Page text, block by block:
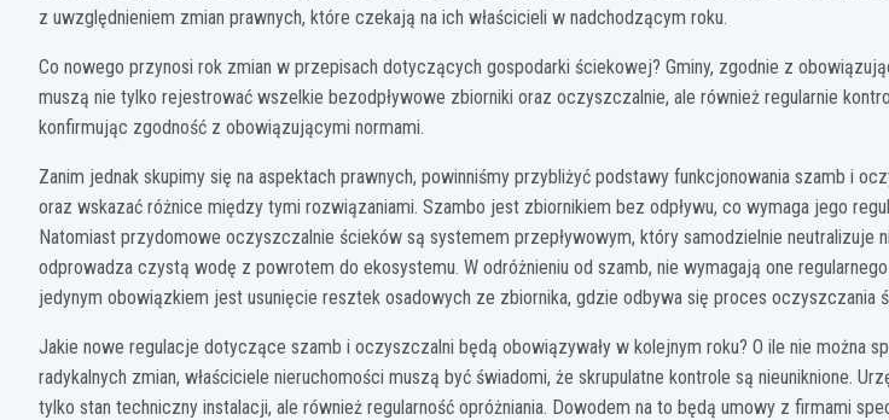
z uwzględnieniem zmian prawnych, które czekają na ich właścicieli w nadchodzącym roku.
Co nowego przynosi rok zmian w przepisach dotyczących gospodarki ściekowej? Gminy, zgodnie z
muszą nie tylko rejestrować wszelkie bezodpływowe zbiorniki oraz oczyszczalnie, ale również regularnie
konfirmując zgodność z obowiązującymi normami.
Zanim jednak skupimy się na aspektach prawnych, powinniśmy przybliżyć podstawy funkcjonowania szamb i
oraz wskazać różnice między tymi rozwiązaniami. Szambo jest zbiornikiem bez odpływu, co wymaga jego
Natomiast przydomowe oczyszczalnie ścieków są systemem przepływowym, który samodzielnie neutralizuje
odprowadza czystą wodę z powrotem do ekosystemu. W odróżnieniu od szamb, nie wymagają one regularnego
jedynym obowiązkiem jest usunięcie resztek osadowych ze zbiornika, gdzie odbywa się proces oczyszczania
Jakie nowe regulacje dotyczące szamb i oczyszczalni będą obowiązywały w kolejnym roku? O ile nie można
radykalnych zmian, właściciele nieruchomości muszą być świadomi, że skrupulatne kontrole są nieuniknione.
tylko stan techniczny instalacji, ale również regularność opróżniania. Dowodem na to będą umowy z firmami